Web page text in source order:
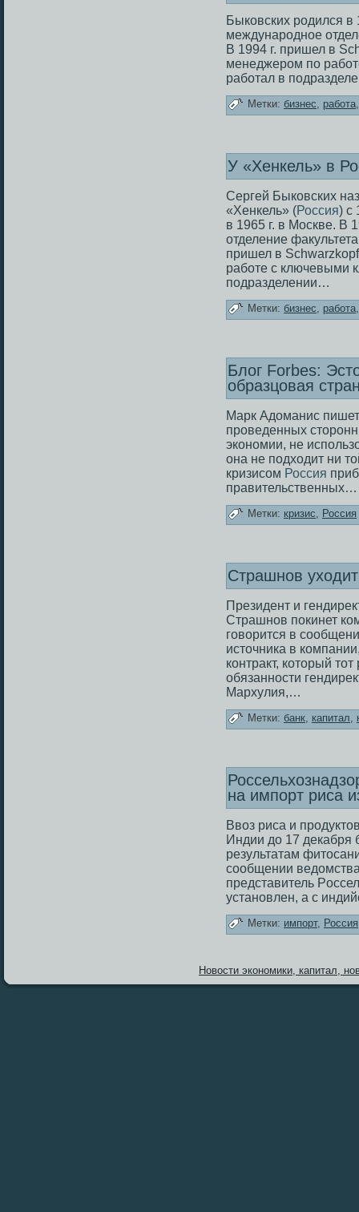
Быковских родился в
международное
В 1994 г. пришел в
менеджером по
работал в
Метки: бизнес, работа
У «Хенкель» в
Сергей Быковских
«Хенкель» (Россия) с
в 1965 г. в Москве. В
отделение
пришел в
работе с ключевыми
подразделении…
Метки: бизнес, работа
Блог Forbes:
образцовая
Марк Адоманис пишет
проведенных
экономии, не
она не подходит ни
кризисом Россия
правительственных…
Метки: кризис, Россия
Страшнов
Президент и
Страшнов покинет
говорится в
источника в
контракт, который
обязанности
Мархулия,…
Метки: банк, капитал,
на импорт риса
Ввоз риса и
Индии дο 17 декабря
результатам
сообщении
представитель
установлен, а с
Метки: импорт, Россия
Новости экономики, капитал,